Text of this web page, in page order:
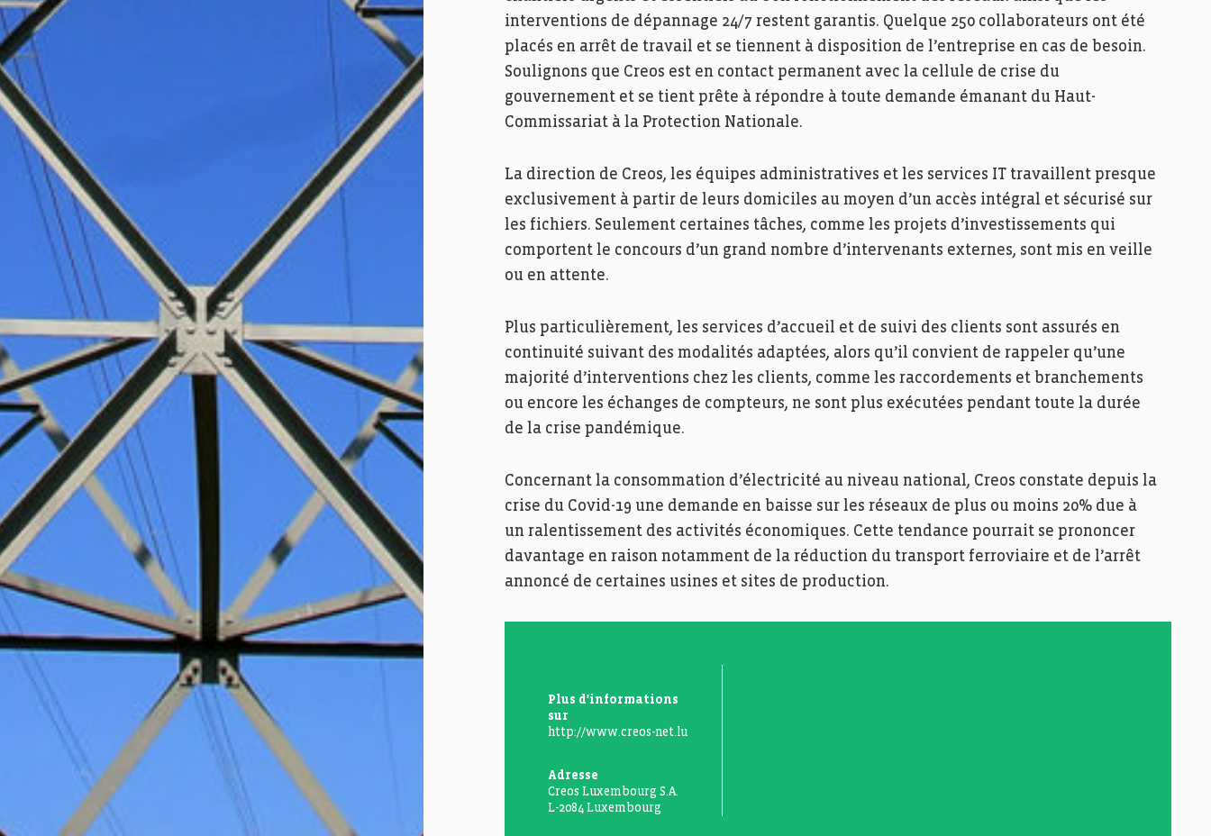
interventions de dépannage 24/7 restent garantis. Quelque 250 collaborateurs ont été
placés en arrêt de travail et se tiennent à disposition de l’entreprise en cas de besoin.
Soulignons que Creos est en contact permanent avec la cellule de crise du
gouvernement et se tient prête à répondre à toute demande émanant du Haut-
Commissariat à la Protection Nationale.
La direction de Creos, les équipes administratives et les services IT travaillent presque
exclusivement à partir de leurs domiciles au moyen d’un accès intégral et sécurisé sur
les fichiers. Seulement certaines tâches, comme les projets d’investissements qui
comportent le concours d’un grand nombre d’intervenants externes, sont mis en veille
ou en attente.
Plus particulièrement, les services d’accueil et de suivi des clients sont assurés en
continuité suivant des modalités adaptées, alors qu’il convient de rappeler qu’une
majorité d’interventions chez les clients, comme les raccordements et branchements
ou encore les échanges de compteurs, ne sont plus exécutées pendant toute la durée
de la crise pandémique.
Concernant la consommation d’électricité au niveau national, Creos constate depuis la
crise du Covid-19 une demande en baisse sur les réseaux de plus ou moins 20% due à
un ralentissement des activités économiques. Cette tendance pourrait se prononcer
davantage en raison notamment de la réduction du transport ferroviaire et de l’arrêt
annoncé de certaines usines et sites de production.
Plus d'informations
sur
http://www.creos-net.lu
Adresse
Creos Luxembourg S.A.
L-2084 Luxembourg